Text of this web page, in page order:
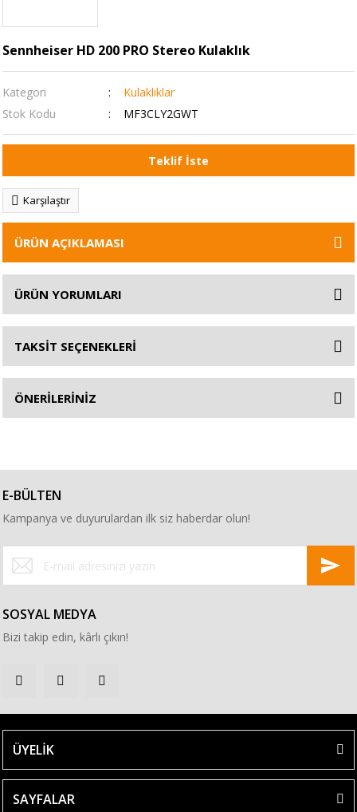
Sennheiser HD 200 PRO Stereo Kulaklık
Kategori
Kulaklıklar
Stok Kodu
MF3CLY2GWT
Teklif İste
Karşılaştır
ÜRÜN AÇIKLAMASI
ÜRÜN YORUMLARI
TAKSİT SEÇENEKLERİ
ÖNERİLERİNİZ
E-BÜLTEN
Kampanya ve duyurulardan ilk siz haberdar olun!
SOSYAL MEDYA
Bizi takip edin, kârlı çıkın!
ÜYELİK
SAYFALAR